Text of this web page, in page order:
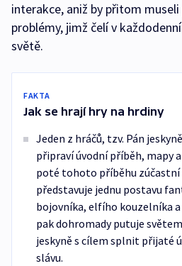
interakce, aniž by přitom
problémy, jimž čelí v
světě.
FAKTA
Jak se hrají hry na hrdiny
Jeden z hráčů, tzv. Pán
připraví úvodní příběh, mapy
poté tohoto příběhu zúčastní
představuje jednu postavu
bojovníka, elfího kouzelníka
pak dohromady putuje
jeskyně s cílem splnit přijaté
slávu.